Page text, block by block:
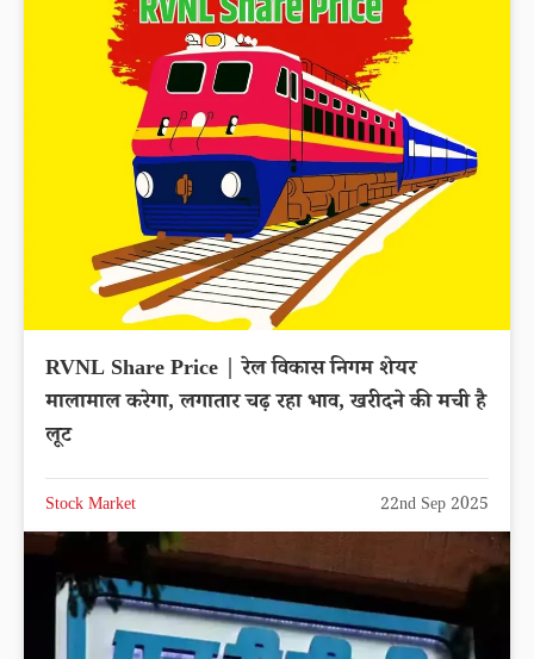
RVNL Share Price | रेल विकास निगम शेयर
मालामाल करेगा, लगातार चढ़ रहा भाव, खरीदने की मची है
लूट
Stock Market 22nd Sep 2025